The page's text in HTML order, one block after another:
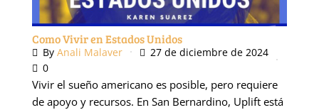
Como Vivir en Estados Unidos
By Anali Malaver
27 de diciembre de 2024
0
Vivir el sueño americano es posible, pero requiere
de apoyo y recursos. En San Bernardino, Uplift está